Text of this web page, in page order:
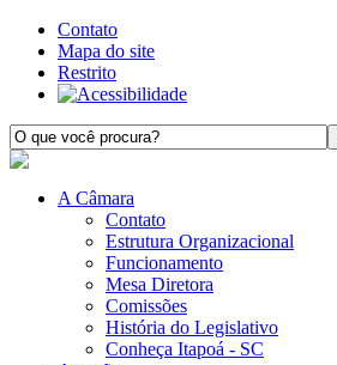
Contato
Mapa do site
Restrito
A Câmara
Contato
Estrutura Organizacional
Funcionamento
Mesa Diretora
Comissões
História do Legislativo
Conheça Itapoá - SC